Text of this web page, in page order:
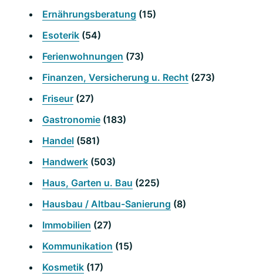
Ernährungsberatung (15)
Esoterik (54)
Ferienwohnungen (73)
Finanzen, Versicherung u. Recht (273)
Friseur (27)
Gastronomie (183)
Handel (581)
Handwerk (503)
Haus, Garten u. Bau (225)
Hausbau / Altbau-Sanierung (8)
Immobilien (27)
Kommunikation (15)
Kosmetik (17)